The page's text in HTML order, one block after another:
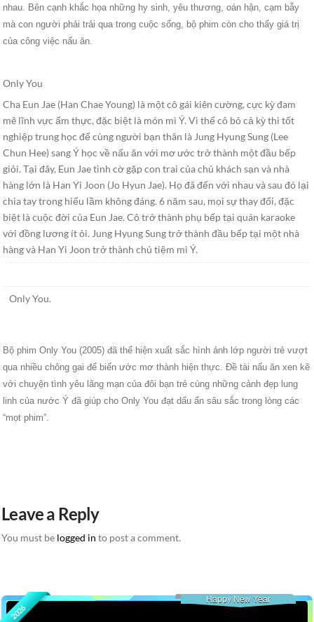
nhau. Bên cạnh khắc họa những hy sinh, yêu thương, oán hận, cạm bẫy
mà con người phải trải qua trong cuộc sống, bộ phim còn cho thấy giá trị
của công việc nấu ăn.
Only You
Cha Eun Jae (Han Chae Young) là một cô gái kiên cường, cực kỳ đam
mê lĩnh vực ẩm thực, đặc biệt là món mì Ý. Vì thế cô bỏ cả kỳ thi tốt
nghiệp trung học để cùng người bạn thân là Jung Hyung Sung (Lee
Chun Hee) sang Ý học về nấu ăn với mơ ước trở thành một đầu bếp
giỏi. Tại đây, Eun Jae tình cờ gặp con trai của chủ khách sạn và nhà
hàng lớn là Han Yi Joon (Jo Hyun Jae). Họ đã đến với nhau và sau đó lại
chia tay trong hiểu lầm không đáng. 6 năm sau, mọi sự thay đổi, đặc
biệt là cuộc đời của Eun Jae. Cô trở thành phụ bếp tại quán karaoke
với đồng lương ít ỏi. Jung Hyung Sung trở thành đầu bếp tại một nhà
hàng và Han Yi Joon trở thành chủ tiệm mì Ý.
Only You.
Bộ phim Only You (2005) đã thể hiện xuất sắc hình ảnh lớp người trẻ vượt
qua nhiều chông gai để biến ước mơ thành hiện thực. Ðề tài nấu ăn xen kẽ
với chuyện tình yêu lãng mạn của đôi bạn trẻ cùng những cảnh đẹp lung
linh của nước Ý đã giúp cho Only You đạt dấu ấn sâu sắc trong lòng các
“mọt phim”.
Leave a Reply
You must be logged in to post a comment.
2026
Happy New Year